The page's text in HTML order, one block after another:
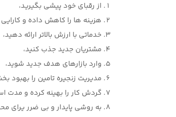
از رقبای خود پیشی بگیرید،
هزینه ها را کاهش داده و
خدماتی با ارزش بالاتر ارائه دهید،
مشتریان جدید جذب کنید،
وارد بازارهای هدف جدید شوید،
مدیریت زنجیره تامین را بهبود
گردش کار را بهینه کرده و مدت
به روشی پایدار و بی ضرر یرای